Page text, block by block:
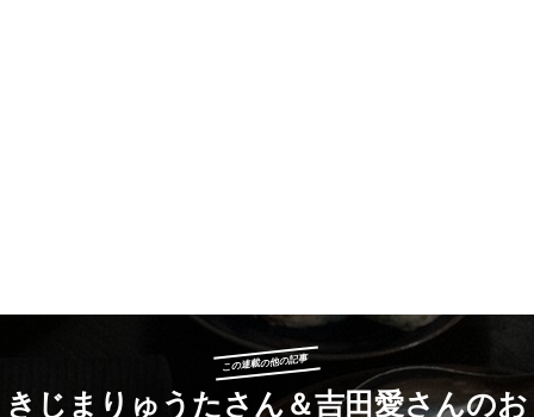
この連載の他の記事
きじまりゅうたさん＆吉田愛さんのお